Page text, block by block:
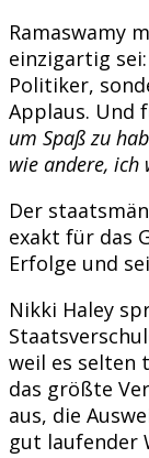
Ramaswamy
einzigartig
Politiker,
Applaus. Und
um Spaß zu
wie andere, ich
Der
exakt für das
Erfolge und
Nikki Haley
weil es selten
das größte
aus, die
gut laufender